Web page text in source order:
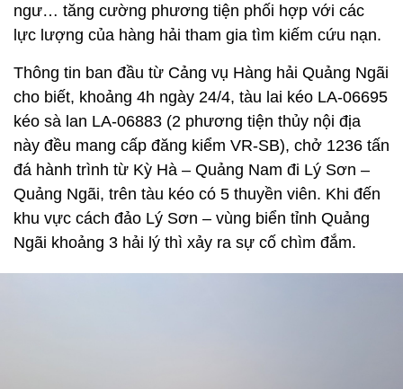
ngư… tăng cường phương tiện phối hợp với các
lực lượng của hàng hải tham gia tìm kiếm cứu nạn.
Thông tin ban đầu từ Cảng vụ Hàng hải Quảng Ngãi
cho biết, khoảng 4h ngày 24/4, tàu lai kéo LA-06695
kéo sà lan LA-06883 (2 phương tiện thủy nội địa
này đều mang cấp đăng kiểm VR-SB), chở 1236 tấn
đá hành trình từ Kỳ Hà – Quảng Nam đi Lý Sơn –
Quảng Ngãi, trên tàu kéo có 5 thuyền viên. Khi đến
khu vực cách đảo Lý Sơn – vùng biển tỉnh Quảng
Ngãi khoảng 3 hải lý thì xảy ra sự cố chìm đắm.